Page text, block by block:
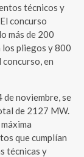
técnicos y
concurso
más de 200
los pliegos y 800
en
noviembre, se
de 2127 MW.
que cumplían
técnicas y